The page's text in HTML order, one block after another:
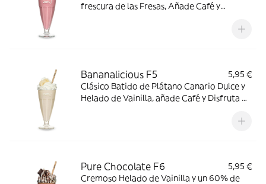
frescura de las Fresas, Añade Café y
Bananalicious F5
5,95 €
Clásico Batido de Plátano Canario Dulce y
Helado de Vainilla, añade Café y Disfruta de
Pure Chocolate F6
5,95 €
Cremoso Helado de Vainilla y un 60% de